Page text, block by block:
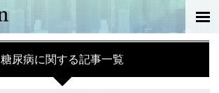
糖尿病に関する記事一覧